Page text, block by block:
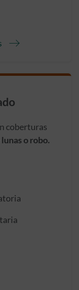
coberturas
o robo.